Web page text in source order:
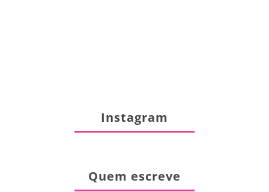
Instagram
Quem escreve